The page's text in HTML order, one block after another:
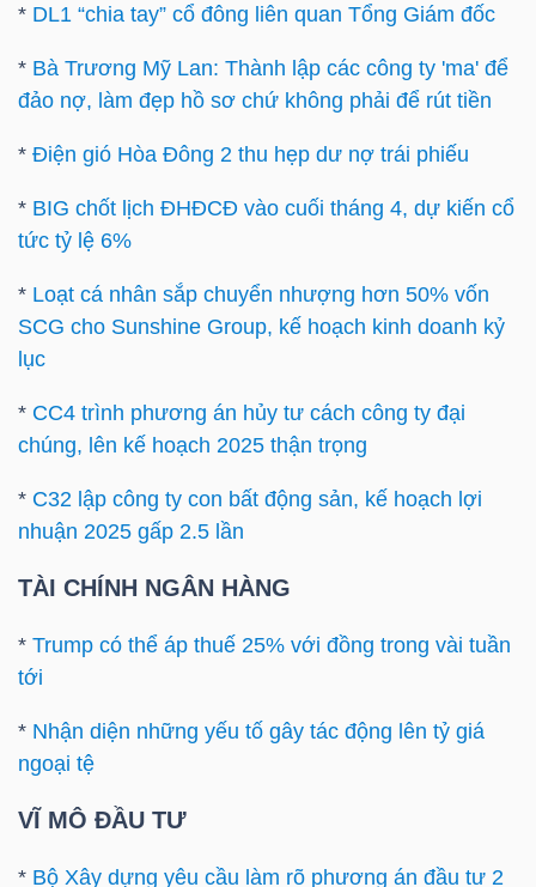
* DL1 “chia tay” cổ đông liên quan Tổng Giám đốc
* Bà Trương Mỹ Lan: Thành lập các công ty 'ma' để
đảo nợ, làm đẹp hồ sơ chứ không phải để rút tiền
* Điện gió Hòa Đông 2 thu hẹp dư nợ trái phiếu
* BIG chốt lịch ĐHĐCĐ vào cuối tháng 4, dự kiến cổ
tức tỷ lệ 6%
* Loạt cá nhân sắp chuyển nhượng hơn 50% vốn
SCG cho Sunshine Group, kế hoạch kinh doanh kỷ
lục
* CC4 trình phương án hủy tư cách công ty đại
chúng, lên kế hoạch 2025 thận trọng
* C32 lập công ty con bất động sản, kế hoạch lợi
nhuận 2025 gấp 2.5 lần
TÀI CHÍNH NGÂN HÀNG
* Trump có thể áp thuế 25% với đồng trong vài tuần
tới
* Nhận diện những yếu tố gây tác động lên tỷ giá
ngoại tệ
VĨ MÔ ĐẦU TƯ
* Bộ Xây dựng yêu cầu làm rõ phương án đầu tư 2
Báo
cáo
tích
(-)
Thuật
ngữ
(-)
Dịch
(-)
Đào
Sách
tài